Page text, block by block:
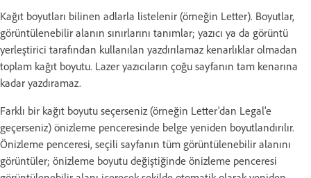
Kağıt boyutları bilinen adlarla listelenir (örneğin Letter). Boyutlar,
görüntülenebilir alanın sınırlarını tanımlar; yazıcı ya da görüntü
yerleştirici tarafından kullanılan yazdırılamaz kenarlıklar olmadan
toplam kağıt boyutu. Lazer yazıcıların çoğu sayfanın tam kenarına
kadar yazdıramaz.
Farklı bir kağıt boyutu seçerseniz (örneğin Letter'dan Legal'e
geçerseniz) önizleme penceresinde belge yeniden boyutlandırılır.
Önizleme penceresi, seçili sayfanın tüm görüntülenebilir alanını
görüntüler; önizleme boyutu değiştiğinde önizleme penceresi